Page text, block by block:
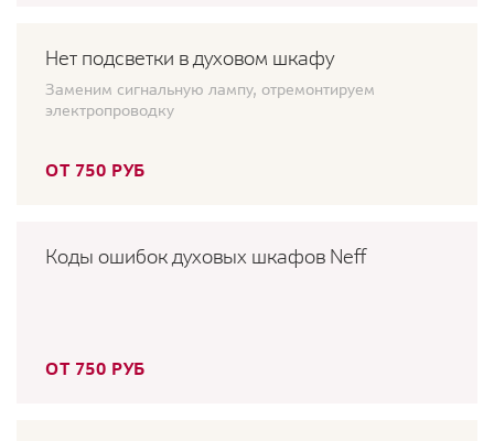
Нет подсветки в духовом шкафу
Заменим сигнальную лампу, отремонтируем
электропроводку
ОТ 750 РУБ
Коды ошибок духовых шкафов Neff
ОТ 750 РУБ